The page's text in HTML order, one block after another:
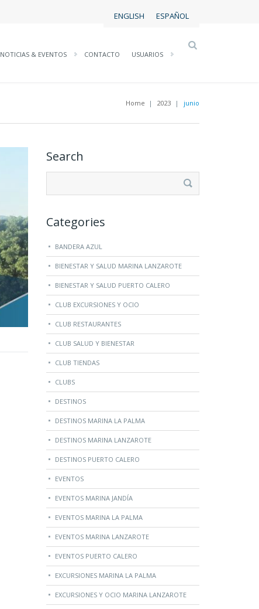
ENGLISH ESPAÑOL
NOTICIAS & EVENTOS CONTACTO USUARIOS
Home | 2023 | junio
Search
Categories
BANDERA AZUL
BIENESTAR Y SALUD MARINA LANZAROTE
BIENESTAR Y SALUD PUERTO CALERO
CLUB EXCURSIONES Y OCIO
CLUB RESTAURANTES
CLUB SALUD Y BIENESTAR
CLUB TIENDAS
CLUBS
DESTINOS
DESTINOS MARINA LA PALMA
DESTINOS MARINA LANZAROTE
DESTINOS PUERTO CALERO
EVENTOS
EVENTOS MARINA JANDÍA
EVENTOS MARINA LA PALMA
EVENTOS MARINA LANZAROTE
EVENTOS PUERTO CALERO
EXCURSIONES MARINA LA PALMA
EXCURSIONES Y OCIO MARINA LANZAROTE